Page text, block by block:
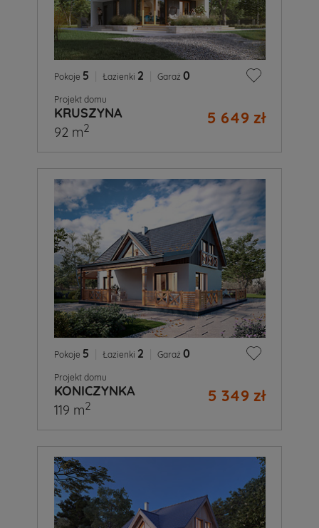
Pokoje 5 Łazienki 2 Garaż 0
Projekt domu
KRUSZYNA 5 649 zł
92 m2
Pokoje 5 Łazienki 2 Garaż 0
Projekt domu
KONICZYNKA 5 349 zł
119 m2